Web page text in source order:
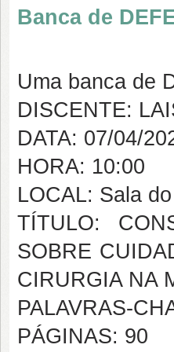
Banca de
Uma banca de
DISCENTE:
DATA: 07/04/
HORA: 10:00
LOCAL: Sala
TÍTULO:
SOBRE
CIRURGIA NA
PALAVRAS-
PÁGINAS: 90